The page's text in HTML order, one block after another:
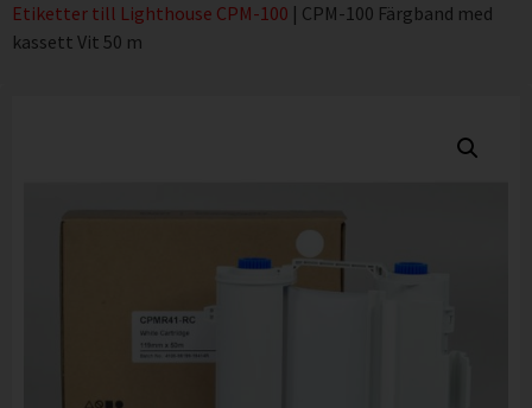
Etiketter till Lighthouse CPM-100 | CPM-100 Färgband med
kassett Vit 50 m